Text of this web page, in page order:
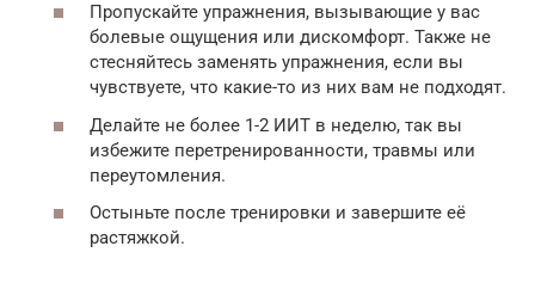
Пропускайте упражнения, вызывающие у вас
болевые ощущения или дискомфорт. Также не
стесняйтесь заменять упражнения, если вы
чувствуете, что какие-то из них вам не подходят.
Делайте не более 1-2 ИИТ в неделю, так вы
избежите перетренированности, травмы или
переутомления.
Остыньте после тренировки и завершите её
растяжкой.